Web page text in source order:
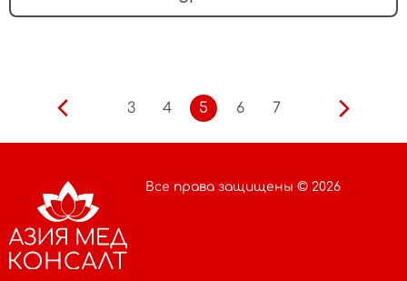
3 4 5 6 7
Все права защищены © 2026